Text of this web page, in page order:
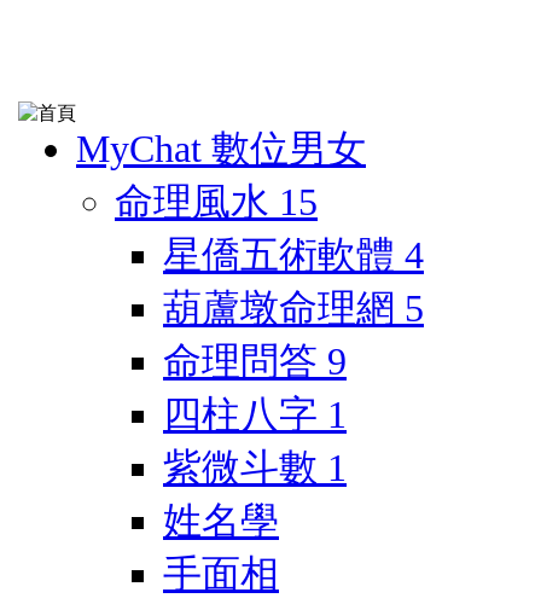
MyChat 數位男女
命理風水 15
星僑五術軟體 4
葫蘆墩命理網 5
命理問答 9
四柱八字 1
紫微斗數 1
姓名學
手面相